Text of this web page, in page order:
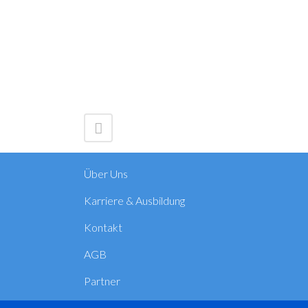
Über Uns
Karriere & Ausbildung
Kontakt
AGB
Partner